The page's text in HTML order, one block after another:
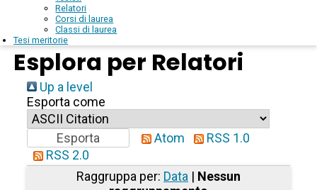
Relatori
Corsi di laurea
Classi di laurea
Tesi meritorie
Esplora per Relatori
Up a level
Esporta come
Atom
RSS 1.0
RSS 2.0
Raggruppa per: Data | Nessun